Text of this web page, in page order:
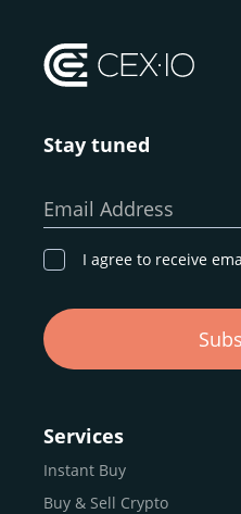
Stay tuned
Email Address
I agree to receive
Services
Instant Buy
Buy & Sell Crypto